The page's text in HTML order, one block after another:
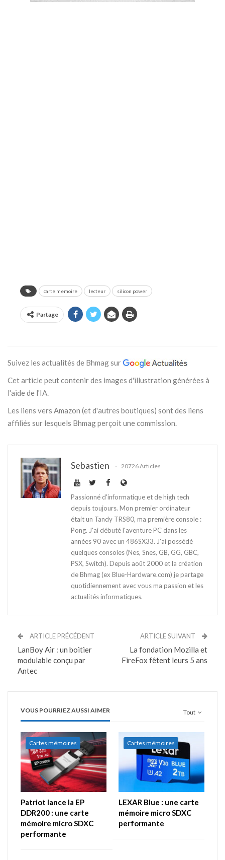
carte memoire lecteur silicon power
Partage
Suivez les actualités de Bhmag sur
Cet article peut contenir des images d'illustration générées à
l'aide de l'IA.
Les liens vers Amazon (et d'autres boutiques) sont des liens
affiliés sur lesquels Bhmag perçoit une commission.
Sebastien 20726 Articles
Passionné d'informatique et de high tech
depuis toujours. Mon premier ordinateur
était un Tandy TRS80, ma première console :
Pong. J'ai débuté l'aventure PC dans les
années 90 avec un 486SX33. J'ai possédé
quelques consoles (Nes, Snes, GB, GG, GBC,
PSX, Switch). Depuis août 2000 et la création
de Bhmag (ex Blue-Hardware.com) je partage
quotidiennement avec vous ma passion et les
actualités informatiques.
ARTICLE PRÉCÉDENT
LanBoy Air : un boitier
modulable conçu par
Antec
ARTICLE SUIVANT
La fondation Mozilla et
FireFox fêtent leurs 5 ans
Tout
VOUS POURRIEZ AUSSI AIMER
Cartes mémoires
Patriot lance la EP
DDR200 : une carte
mémoire micro SDXC
performante
Cartes mémoires
LEXAR Blue : une carte
mémoire micro SDXC
performante